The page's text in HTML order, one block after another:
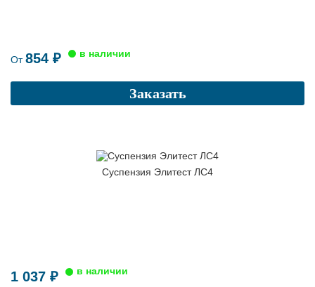
От854 ₽
Заказать
Суспензия Элитест ЛС4
1 037 ₽